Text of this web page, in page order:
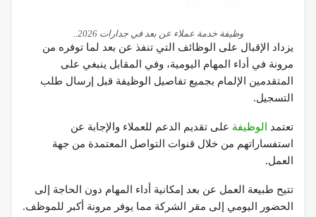
وظيفة خدمة عملاء عن بعد في جدارات 2026..
يزداد الإقبال على الوظائف التي تنفذ عن بعد لما توفره من
مرونة في أداء المهام اليومية، وفي المقابل ينبغي على
المتقدمين الإلمام بجميع تفاصيل الوظيفة قبل إرسال طلب
التسجيل.
تعتمد الوظيفة على تقديم الدعم للعملاء والإجابة عن
استفساراتهم من خلال قنوات التواصل المعتمدة من جهة
العمل.
تتيح طبيعة العمل عن بعد إمكانية أداء المهام دون الحاجة إلى
الحضور اليومي إلى مقر الشركة مما يوفر مرونة أكبر للموظف.